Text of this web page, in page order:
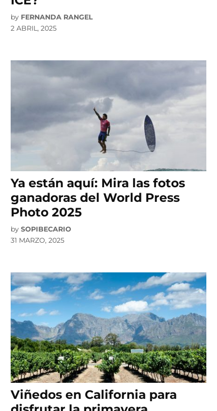
by FERNANDA RANGEL
2 ABRIL, 2025
Ya están aquí: Mira las fotos
ganadoras del World Press
Photo 2025
by SOPIBECARIO
31 MARZO, 2025
Viñedos en California para